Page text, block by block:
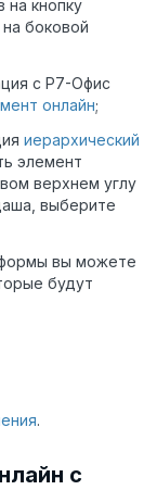
на кнопку
на боковой
с Р7-Офис
онлайн;
иерархический
элемент
верхнем углу
выберите
вы можете
будут
.
с